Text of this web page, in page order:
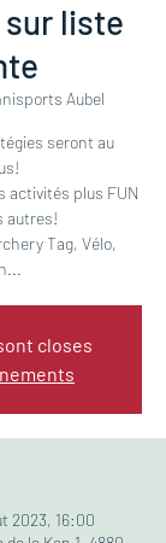
liste
Aubel
seront au
activités plus FUN
autres!
Tag, Vélo,
closes
2023, 16:00